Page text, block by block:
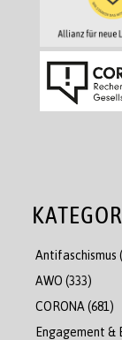
Antifaschismus
AWO (333)
CORONA (681)
Engagement &